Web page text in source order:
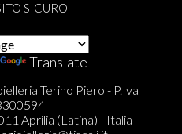
SICURO
Translate
Terino Piero - P.Iva
Aprilia (Latina) - Italia -